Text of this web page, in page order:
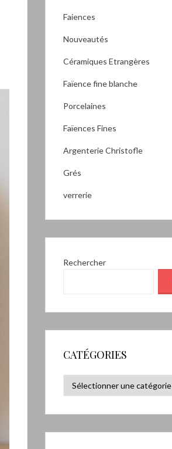
Faiences
Nouveautés
Céramiques Etrangères
Faïence fine blanche
Porcelaines
Faïences Fines
Argenterie Christofle
Grés
verrerie
Rechercher
CATÉGORIES
Catégories